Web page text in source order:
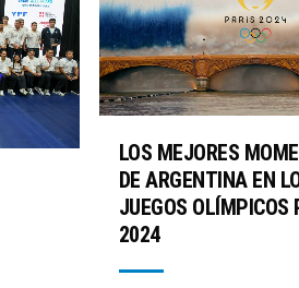
LOS MEJORES
DE ARGENTINA EN
JUEGOS OLÍMPICOS
2024